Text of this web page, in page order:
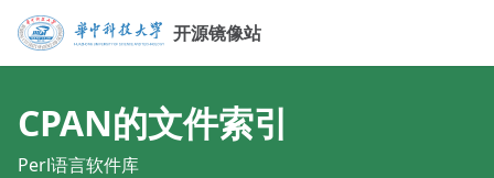
开源镜像站
CPAN的文件索引
Perl语言软件库